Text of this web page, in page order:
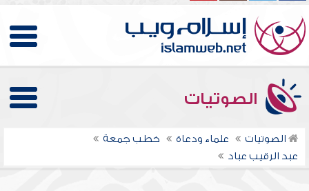
الصوتيات
الصوتيات علماء ودعاة
خطب جمعة
عبد الرقيب عباد